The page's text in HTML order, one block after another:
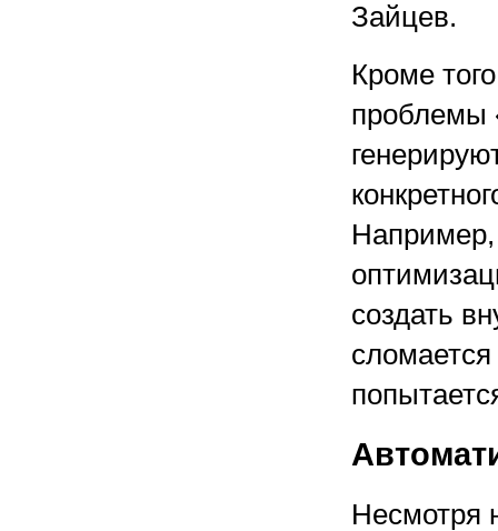
Зайцев.
Кроме
проблемы
Например,
создать
сломается
Несмотря